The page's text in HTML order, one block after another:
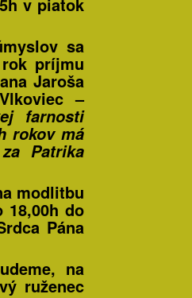
sa
príjmu
Jaroša
–
farnosti
rokov má
Patrika
modlitbu
18,00h do
Pána
na
ruženec